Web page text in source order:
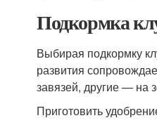
Подкормка
Выбирая подкормку
развития
завязей, другие — на
Приготовить